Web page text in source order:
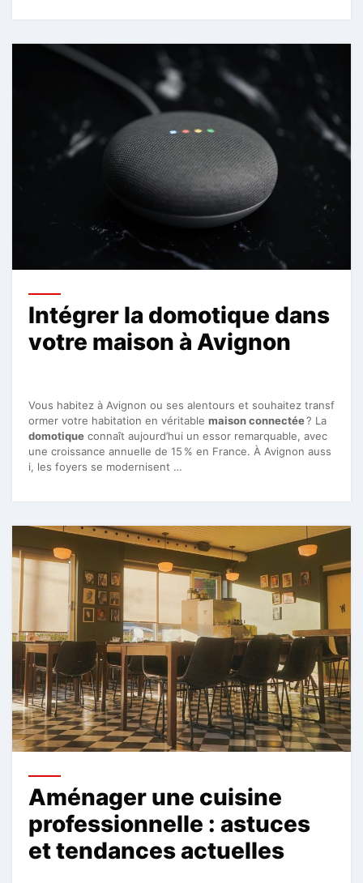
Intégrer la domotique dans
votre maison à Avignon
Vous habitez à Avignon ou ses alentours et souhaitez transf
ormer votre habitation en véritable maison connectée? La
domotique connaît aujourd’hui un essor remarquable, avec
une croissance annuelle de 15 % en France. À Avignon auss
i, les foyers se modernisent …
Aménager une cuisine
professionnelle : astuces
et tendances actuelles